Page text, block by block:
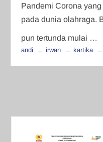
Pandemi Corona
pada dunia olahraga.
pun tertunda mulai …
andi irwan kartika